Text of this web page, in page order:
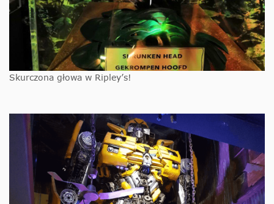
Skurczona głowa w Ripley’s!